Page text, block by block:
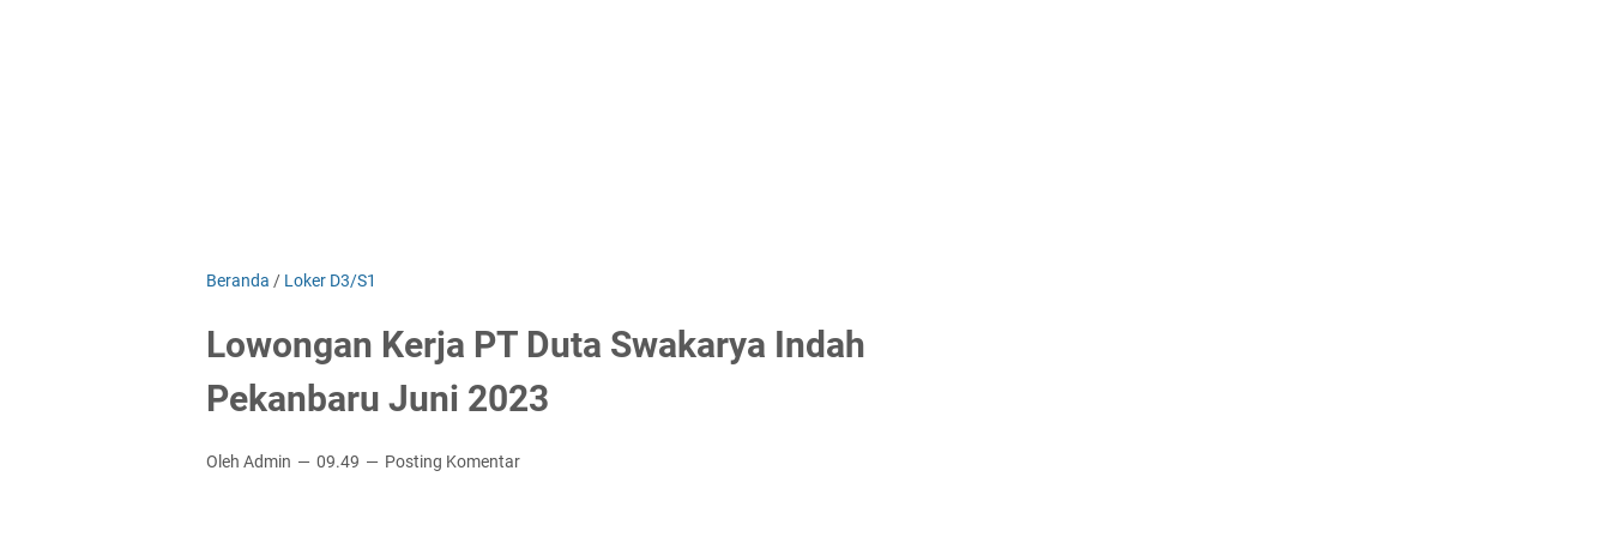
Beranda / Loker D3/S1
Lowongan Kerja PT Duta Swakarya Indah
Pekanbaru Juni 2023
Oleh Admin 09.49 Posting Komentar